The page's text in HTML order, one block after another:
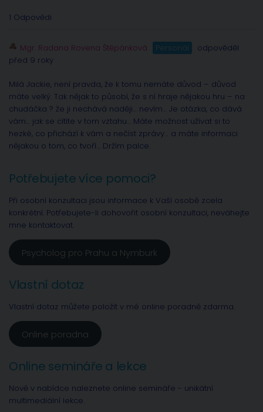
1 Odpovědi
Mgr. Radana Rovena Štěpánková Personál
odpověděl
před 9 roky
Milá Jackie, není pravda, že k tomu nemáte důvod – důvod
máte velký. Tak nějak to působí, že s ní hraje nějakou hru – na
chudáčka ? že ji nechává naději… nevím… Je otázka, co dává
vám… jak se cítíte v tom vztahu… Máte možnost užívat si to
hezké, co přichází k vám a nečíst zprávy… a máte informaci
nějakou o tom, co tvoří… Držím palce.
Potřebujete více pomoci?
Při osobní konzultaci jsou informace k Vaší osobě zcela
konkrétní. Potřebujete-li dohovořit osobní konzultaci, neváhejte
mne kontaktovat.
Psycholog pro Prahu a Nymburk
Vlastní dotaz
Vlastní dotaz můžete položit v mé online poradně zdarma.
Online poradna
Online semináře a lekce
Nově v nabídce naleznete online semináře - unikátní
multimediální lekce.